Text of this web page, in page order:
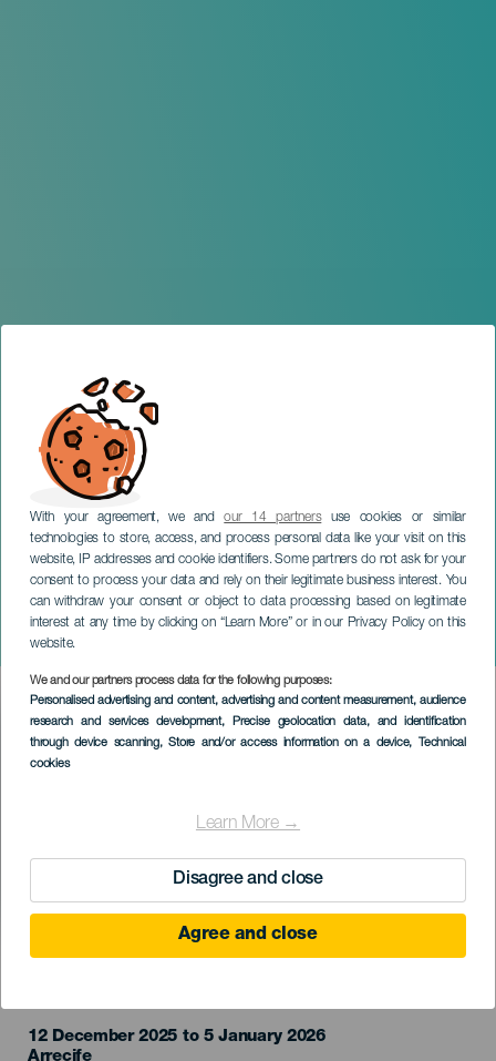
With your agreement, we andour 14 partnersuse cookies or similar
technologies to store, access, and process personal data like your visit on this
website, IP addresses and cookie identifiers. Some partners do not ask for your
consent to process your data and rely on their legitimate business interest. You
can withdraw your consent or object to data processing based on legitimate
interest at any time by clicking on “Learn More” or in our Privacy Policy on this
website.
We and our partners process data for the following purposes:
Personalised advertising and content, advertising and content measurement, audience
research and services development, Precise geolocation data, and identification
through device scanning, Store and/or access information on a device, Technical
cookies
Learn More →
Disagree and close
Agree and close
Navidad en Arrecife
LANZAROTE
Imagen
Listado
12 December 2025 to 5 January 2026
Localidad
Arrecife